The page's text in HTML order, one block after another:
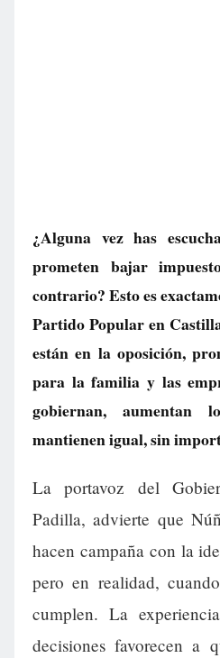
¿Alguna vez has
prometen bajar
contrario? Esto es
Partido Popular en
están en la oposición,
para la familia y las
gobiernan, aumentan
mantienen igual, sin
La portavoz del
Padilla, advierte que
hacen campaña con la
pero en realidad,
cumplen. La
decisiones favorecen a